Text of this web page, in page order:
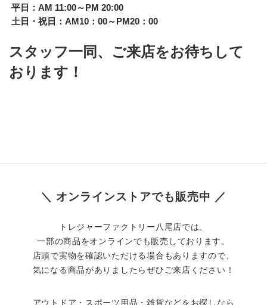
平日：AM 11:00～PM 20:00
土日・祝日：AM10：00～PM20：00
スタッフ一同、ご来店をお待ちして
おります！
＼ オンラインストアでも販売中 ／
トレジャーファクトリー八尾店では、
一部の商品をオンラインでも販売しております。
店頭で実物を確認いただける場合もありますので、
気になる商品がありましたらぜひご来店ください！
アウトドア・スポーツ用品・雑貨などをお探しなら